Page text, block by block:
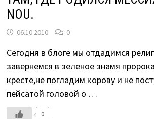
NOU.
06.10.2010 0
Сегодня в блоге мы отдадимся
завернемся в зеленое знамя
кресте,не погладим корову и не
пейсатой головой о …
0